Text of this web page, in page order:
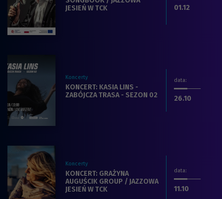
JESIEŃ W TCK
dnia
01.12
Koncerty
Zobacz więcej na temat filmu:
KONCERT: KASIA LINS -
ZABÓJCZA TRASA - SEZON 02
data:
dnia
26.10.2024
Koncerty
Zobacz więcej na temat filmu:
KONCERT: GRAŻYNA
AUGUŚCIK GROUP / JAZZOWA
JESIEŃ W TCK
data:
dnia
11.10.2024